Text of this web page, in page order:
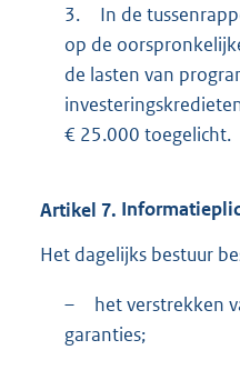
3.
In de
op de
de lasten van
€ 25.000 toegelicht.
Artikel 7.
Het dagelijks bestuur
–
het verstrekken
garanties;